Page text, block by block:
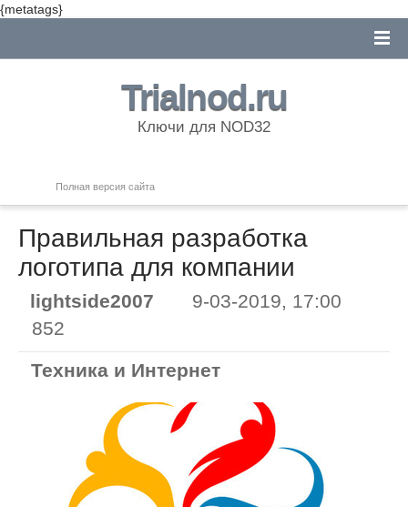
{metatags}
Trialnod.ru
Ключи для NOD32
Полная версия сайта
Правильная разработка
логотипа для компании
lightside2007
9-03-2019, 17:00
852
Техника и Интернет